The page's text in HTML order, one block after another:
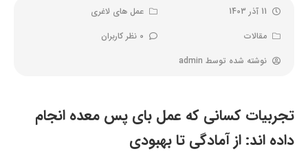
11 آذر 1403
عمل های لاغری
مقالات
0 نظر کاربران
نوشته شده توسط admin
تجربیات کسانی که عمل بای پس معده انجام
داده اند: از آمادگی تا بهبودی